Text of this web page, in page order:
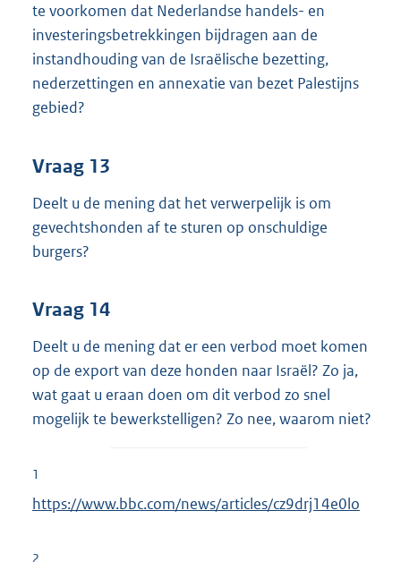
te voorkomen dat Nederlandse handels- en
investeringsbetrekkingen bijdragen aan de
instandhouding van de Israëlische bezetting,
nederzettingen en annexatie van bezet Palestijns
gebied?
Vraag 13
Deelt u de mening dat het verwerpelijk is om
gevechtshonden af te sturen op onschuldige
burgers?
Vraag 14
Deelt u de mening dat er een verbod moet komen
op de export van deze honden naar Israël? Zo ja,
wat gaat u eraan doen om dit verbod zo snel
mogelijk te bewerkstelligen? Zo nee, waarom niet?
1
https://www.bbc.com/news/articles/cz9drj14e0lo
2